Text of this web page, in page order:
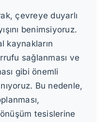
çevreye duyarlı
benimsiyoruz.
kaynakların
sağlanması ve
gibi önemli
Bu nedenle,
tesislerine